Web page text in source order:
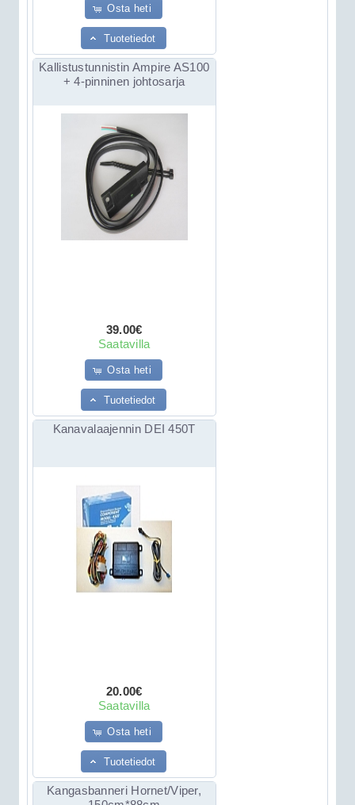
Osta heti
Tuotetiedot
Kallistustunnistin Ampire AS100
+ 4-pinninen johtosarja
39.00€
Saatavilla
Osta heti
Tuotetiedot
Kanavalaajennin DEI 450T
20.00€
Saatavilla
Osta heti
Tuotetiedot
Kangasbanneri Hornet/Viper,